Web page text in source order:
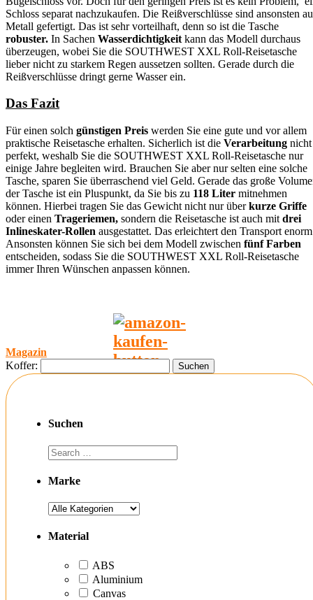
Schloss separat nachzukaufen. Die Reißverschlüsse sind ansonsten
Metall gefertigt. Das ist sehr vorteilhaft, denn so ist die Tasche
robuster. In Sachen Wasserdichtigkeit kann das Modell durchaus
überzeugen, wobei Sie die SOUTHWEST XXL Roll-Reisetasche
lieber nicht zu starkem Regen aussetzen sollten. Gerade durch die
Reißverschlüsse dringt gerne Wasser ein.
Das Fazit
Für einen solch günstigen Preis werden Sie eine gute und vor allem
praktische Reisetasche erhalten. Sicherlich ist die Verarbeitung nicht
perfekt, weshalb Sie die SOUTHWEST XXL Roll-Reisetasche nur
einige Jahre begleiten wird. Brauchen Sie aber nur selten eine solche
Tasche, sparen Sie überraschend viel Geld. Gerade das große
der Tasche ist ein Pluspunkt, da Sie bis zu 118 Liter mitnehmen
können. Hierbei tragen Sie das Gewicht nicht nur überkurze Griffe
oder einen Trageriemen, sondern die Reisetasche ist auch mit drei
Inlineskater-Rollen ausgestattet. Das erleichtert den Transport
Ansonsten können Sie sich bei dem Modell zwischen fünf Farben
entscheiden, sodass Sie die SOUTHWEST XXL Roll-Reisetasche
immer Ihren Wünschen anpassen können.
Magazin
Koffer:
Suchen
Marke
Material
ABS
Aluminium
Canvas